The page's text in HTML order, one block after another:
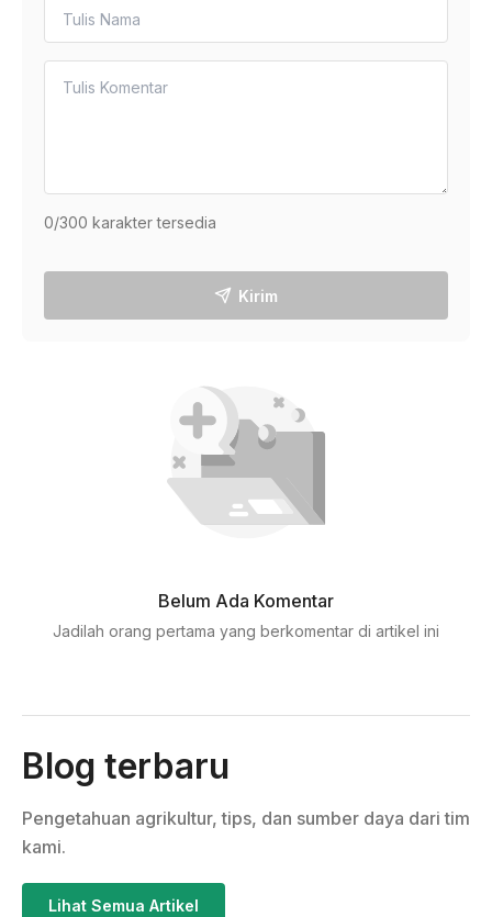
0/300 karakter tersedia
Kirim
Belum Ada Komentar
Jadilah orang pertama yang berkomentar di artikel ini
Blog terbaru
Pengetahuan agrikultur, tips, dan sumber daya dari tim
kami.
Lihat Semua Artikel